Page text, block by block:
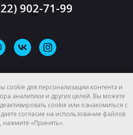
902-71-99
© iCase43, 2026
соглашение
оферта
конфиденциальности
cookie для персонализации контента и
аналитики и других целей. Вы можете
cookie или ознакомиться с
согласие на использование файлов
нажмите «Принять».